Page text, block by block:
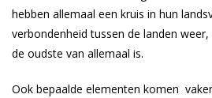
hebben allemaal een kruis in hun
verbondenheid tussen de landen
de oudste van allemaal is.
Ook bepaalde elementen komen